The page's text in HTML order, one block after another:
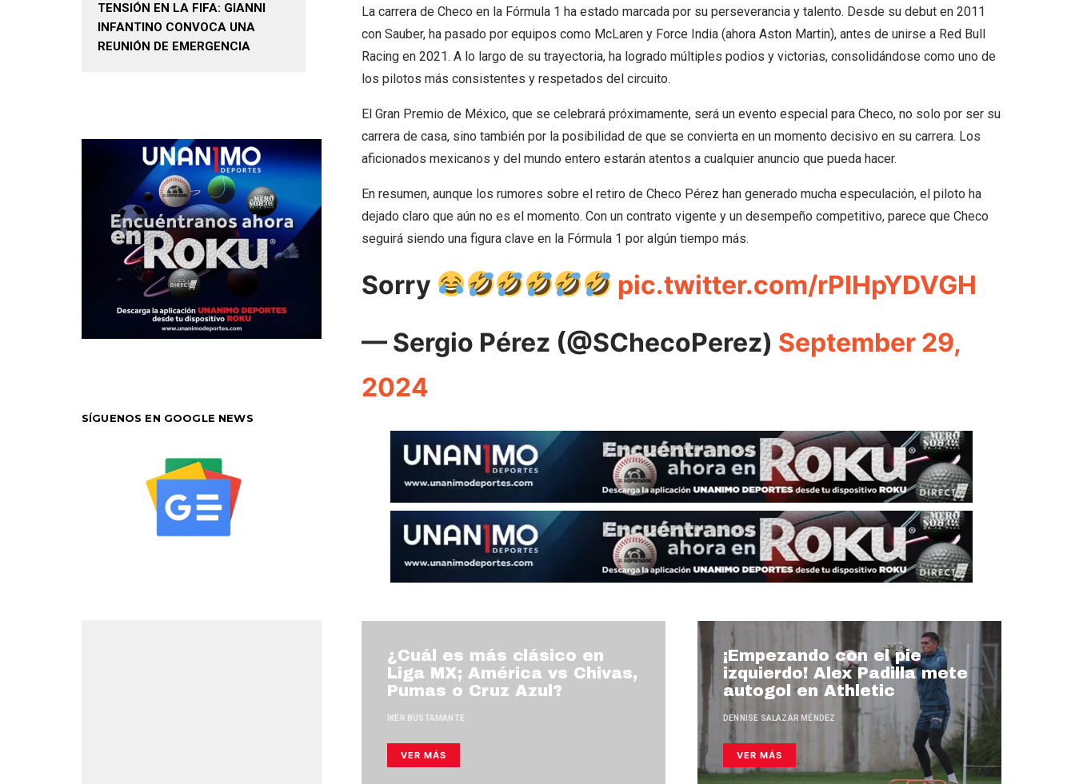
La carrera de Checo en la Fórmula 1 ha estado marcada por su perseverancia y talento. Desde su debut en 2011
con Sauber, ha pasado por equipos como McLaren y Force India (ahora Aston Martin), antes de unirse a Red Bull
Racing en 2021. A lo largo de su trayectoria, ha logrado múltiples podios y victorias, consolidándose como uno de
los pilotos más consistentes y respetados del circuito.
El Gran Premio de México, que se celebrará próximamente, será un evento especial para Checo, no solo por ser su
carrera de casa, sino también por la posibilidad de que se convierta en un momento decisivo en su carrera. Los
aficionados mexicanos y del mundo entero estarán atentos a cualquier anuncio que pueda hacer.
En resumen, aunque los rumores sobre el retiro de Checo Pérez han generado mucha especulación, el piloto ha
dejado claro que aún no es el momento. Con un contrato vigente y un desempeño competitivo, parece que Checo
seguirá siendo una figura clave en la Fórmula 1 por algún tiempo más.
Sorry
pic.twitter.com/rPIHpYDVGH
— Sergio Pérez (@SChecoPerez) September 29,
2024
¿Cuál es más clásico en
Liga MX; América vs Chivas,
Pumas o Cruz Azul?
IKER BUSTAMANTE
VER MÁS
¡Empezando con el pie
izquierdo! Alex Padilla mete
autogol en Athletic
DENNISE SALAZAR MÉNDEZ
VER MÁS
TENSIÓN EN LA FIFA: GIANNI
INFANTINO CONVOCA UNA
REUNIÓN DE EMERGENCIA
SÍGUENOS EN GOOGLE NEWS